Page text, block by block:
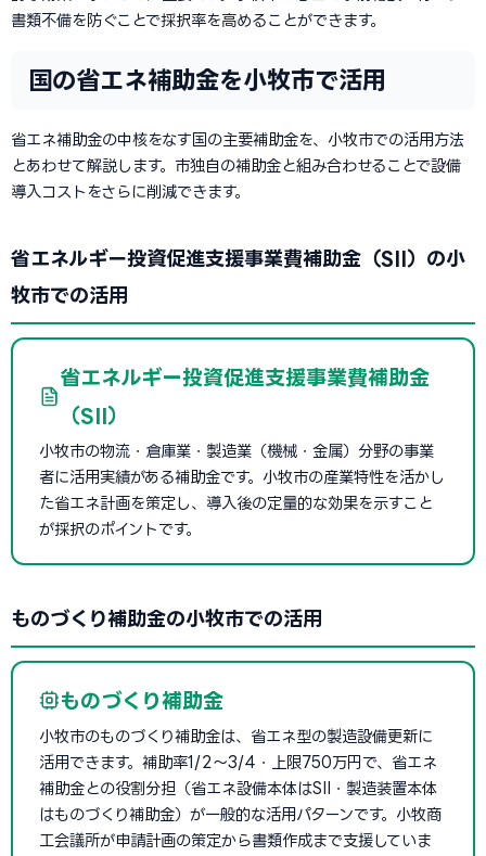
書類不備を防ぐことで採択率を高めることができます。
国の省エネ補助金を小牧市で活用
省エネ補助金の中核をなす国の主要補助金を、小牧市での活用方法
とあわせて解説します。市独自の補助金と組み合わせることで設備
導入コストをさらに削減できます。
省エネルギー投資促進支援事業費補助金（SII）の小
牧市での活用
省エネルギー投資促進支援事業費補助金
（SII）
小牧市の物流・倉庫業・製造業（機械・金属）分野の事業
者に活用実績がある補助金です。小牧市の産業特性を活かし
た省エネ計画を策定し、導入後の定量的な効果を示すこと
が採択のポイントです。
ものづくり補助金の小牧市での活用
ものづくり補助金
小牧市のものづくり補助金は、省エネ型の製造設備更新に
活用できます。補助率1/2〜3/4・上限750万円で、省エネ
補助金との役割分担（省エネ設備本体はSII・製造装置本体
はものづくり補助金）が一般的な活用パターンです。小牧商
工会議所が申請計画の策定から書類作成まで支援していま